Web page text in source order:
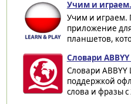
Учим и
Учим и играем.
приложение
планшетов,
Словари
Словари
поддержкой
слова и фразы с